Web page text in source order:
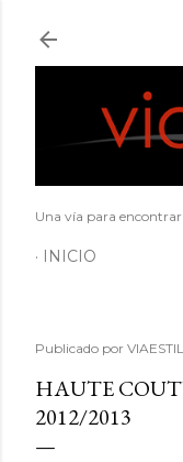
Una vía para
INICIO
Publicado por
HAUTE
2012/2013